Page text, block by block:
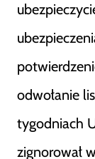
odwołanie
tygodniach
zignorował